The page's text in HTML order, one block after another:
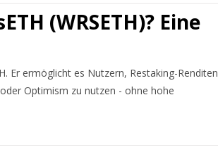
(WRSETH)? Eine
Er ermöglicht es Nutzern, Restaking-Renditen
Optimism zu nutzen - ohne hohe